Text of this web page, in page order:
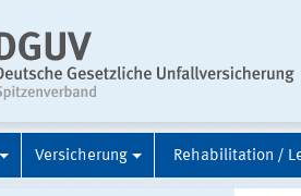
Versicherung Rehabilitation /